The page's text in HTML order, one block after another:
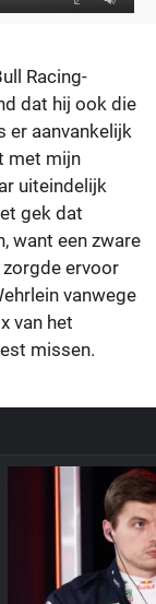
Racing-
dat hij ook die
er aanvankelijk
met mijn
uiteindelijk
gek dat
want een zware
ervoor
vanwege
van het
missen.